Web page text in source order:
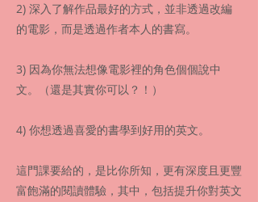
2) 深入了解作品最好的方式，並非透過改編
的電影，而是透過作者本人的書寫。
3) 因為你無法想像電影裡的角色個個說中
文。（還是其實你可以？！）​
4) 你想透過喜愛的書學到好用的英文。
這門課要給的， 是比你所知，更有深度且更豐
富飽滿的閱讀體驗，其中，包括提升你對英文